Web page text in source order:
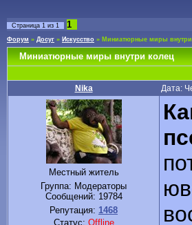
Страница 1 из 1 1
Форум » Досуг » Искусство » Миниатюрные миры
Миниатюрные миры внутри колец
Nika Дата:
Местный житель
Группа: Модераторы
Сообщений: 19784
Репутация: 1468
Статус: Offline